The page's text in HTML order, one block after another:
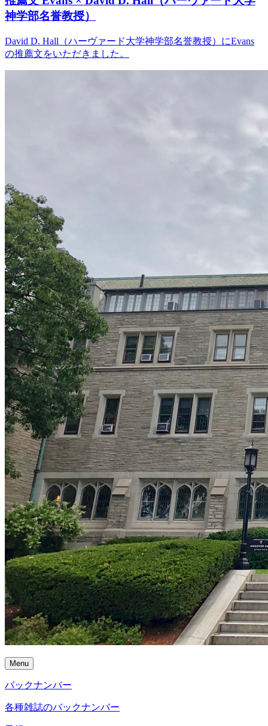
神学部名誉教授）
David D. Hall（ハーヴァード大学神学部名誉教授）にEvans
の推薦文をいただきました。
Menu
バックナンバー
各種雑誌のバックナンバー